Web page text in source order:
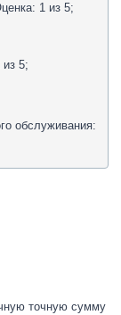
1 из5;
из5;
обслуживания:
точную сумму